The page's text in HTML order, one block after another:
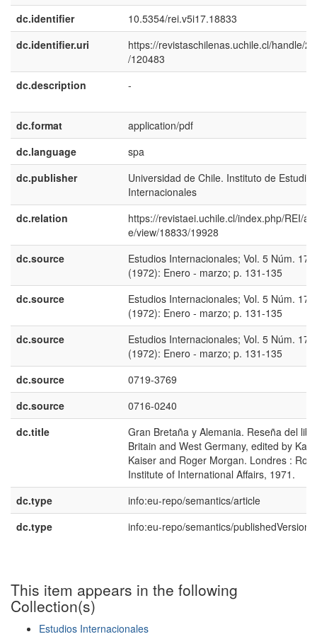
dc.identifier
10.5354/rei.v5i17.18833
dc.identifier.uri
https://revistaschilenas.uchile.cl/handle/
/120483
dc.description
-
dc.format
application/pdf
dc.language
spa
dc.publisher
Universidad de Chile. Instituto de Estudios
Internacionales
dc.relation
https://revistaei.uchile.cl/index.php/REI/
e/view/18833/19928
dc.source
Estudios Internacionales; Vol. 5 Núm. 17
(1972): Enero - marzo; p. 131-135
dc.source
Estudios Internacionales; Vol. 5 Núm. 17
(1972): Enero - marzo; p. 131-135
dc.source
Estudios Internacionales; Vol. 5 Núm. 17
(1972): Enero - marzo; p. 131-135
dc.source
0719-3769
dc.source
0716-0240
dc.title
Gran Bretaña y Alemania. Reseña del
Britain and West Germany, edited by Karl
Kaiser and Roger Morgan. Londres :
Institute of International Affairs, 1971.
dc.type
info:eu-repo/semantics/article
dc.type
info:eu-repo/semantics/publishedVersion
This item appears in the following
Collection(s)
Estudios Internacionales